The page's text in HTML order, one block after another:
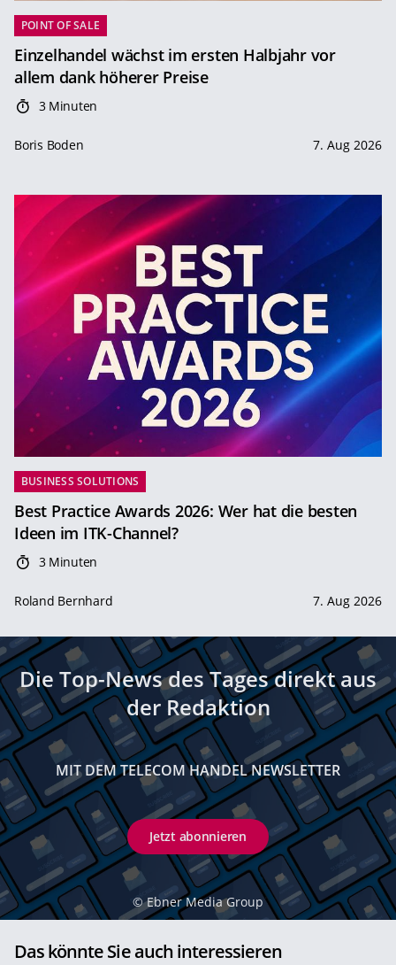
POINT OF SALE
Einzelhandel wächst im ersten Halbjahr vor
allem dank höherer Preise
3 Minuten
Boris Boden 7. Aug 2026
BUSINESS SOLUTIONS
Best Practice Awards 2026: Wer hat die besten
Ideen im ITK-Channel?
3 Minuten
Roland Bernhard 7. Aug 2026
Die Top-News des Tages direkt aus
der Redaktion
MIT DEM TELECOM HANDEL NEWSLETTER
Jetzt abonnieren
© Ebner Media Group
Das könnte Sie auch interessieren